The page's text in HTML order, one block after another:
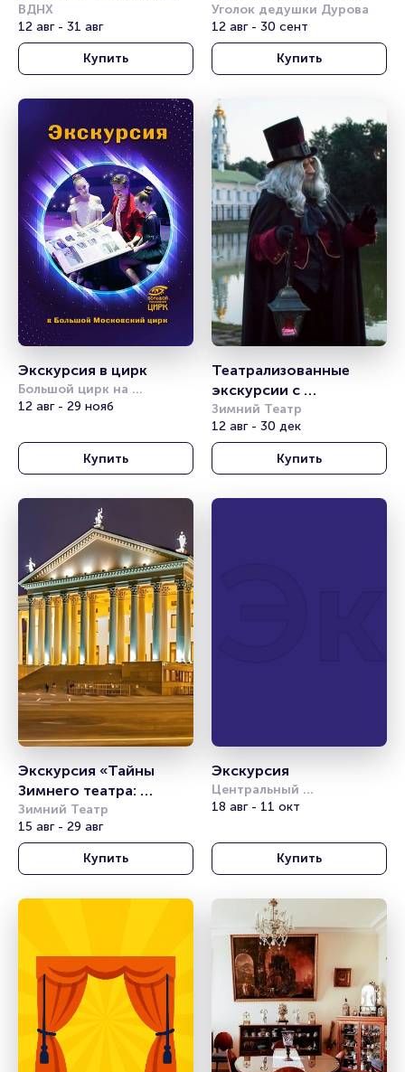
Гогом»
ВДНХ
12 авг - 31 авг
Купить
Уголок дедушки Дурова
12 авг - 30 сент
Купить
Экскурсия в цирк
Большой цирк на
проспекте Вернадского
12 авг - 29 нояб
Купить
Театрализованные
экскурсии с
фонарщиком
Фаролеро. Маршрут:
Сочи. Центральный
Зимний Театр
12 авг - 30 дек
Купить
Экскурсия «Тайны
Зимнего театра:
Путешествие в мир
Зимний Театр
15 авг - 29 авг
Купить
Экскурсия
Центральный
академический театр
18 авг - 11 окт
Купить